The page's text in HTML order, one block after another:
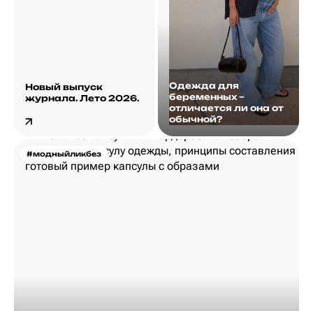
Новый выпуск
журнала. Лето 2026.
Одежда для
беременных –
отличается ли она от
обычной?
#модныйликбез